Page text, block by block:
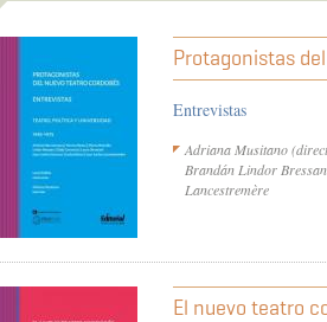
Protagonistas
Entrevistas
Adriana Musitano
Brandán Lindor
Lancestremère
El nuevo teatro